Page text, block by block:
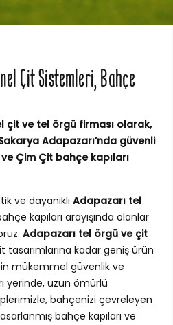
Çit Sistemleri, Bahçe
çit ve tel örgü firması olarak,
Adapazarı’nda güvenli
Çim Çit bahçe kapıları
ve dayanıklı Adapazarı tel
kapıları arayışında olanlar
Adapazarı tel örgü ve çit
tasarımlarına kadar geniş ürün
mükemmel güvenlik ve
yerinde, uzun ömürlü
bahçenizi çevreleyen
bahçe kapıları ve